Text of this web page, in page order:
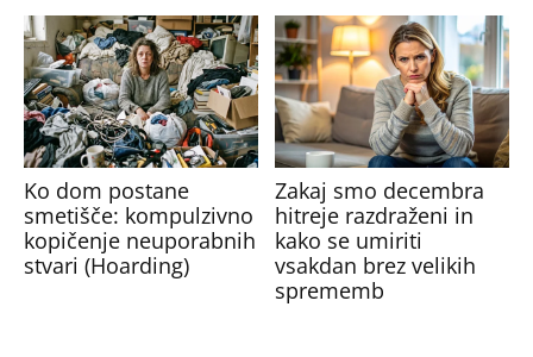
Ko dom postane
smetišče: kompulzivno
kopičenje neuporabnih
stvari (Hoarding)
Zakaj smo decembra
hitreje razdraženi in
kako se umiriti
vsakdan brez velikih
sprememb